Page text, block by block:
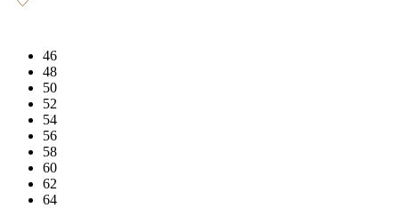
46
48
50
52
54
56
58
60
62
64